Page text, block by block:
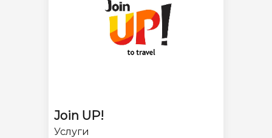
Join UP!
Услуги